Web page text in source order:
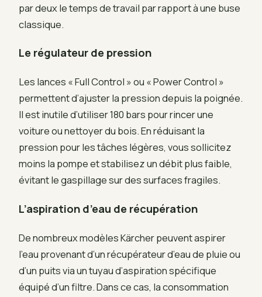
par deux le temps de travail par rapport à une buse
classique.
Le régulateur de pression
Les lances « Full Control » ou « Power Control »
permettent d’ajuster la pression depuis la poignée.
Il est inutile d’utiliser 180 bars pour rincer une
voiture ou nettoyer du bois. En réduisant la
pression pour les tâches légères, vous sollicitez
moins la pompe et stabilisez un débit plus faible,
évitant le gaspillage sur des surfaces fragiles.
L’aspiration d’eau de récupération
De nombreux modèles Kärcher peuvent aspirer
l’eau provenant d’un récupérateur d’eau de pluie ou
d’un puits via un tuyau d’aspiration spécifique
équipé d’un filtre. Dans ce cas, la consommation